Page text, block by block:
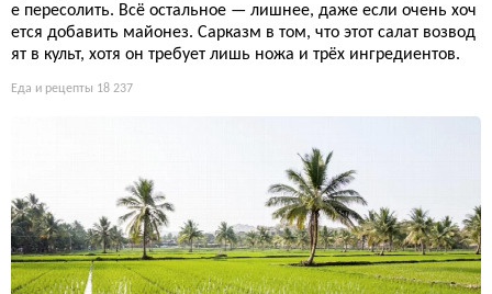
е пересолить. Всё остальное — лишнее, даже если очень хоч
ется добавить майонез. Сарказм в том, что этот салат возвод
ят в культ, хотя он требует лишь ножа и трёх ингредиентов.
Еда и рецепты 18 237